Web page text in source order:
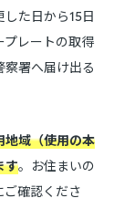
た日から15日
レートの取得
署へ届け出る
地域（使用の本
す。お住まいの
確認くださ